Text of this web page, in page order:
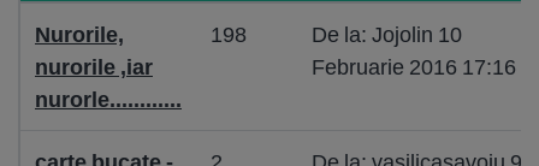
Nurorile,
nurorile ,iar
nurorle............
198
De la: Jojolin 10
Februarie 2016 17:16